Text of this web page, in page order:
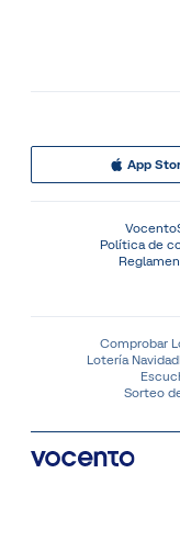
App
Vocento
Política de
Comprobar
Lotería Navidad
Sorteo